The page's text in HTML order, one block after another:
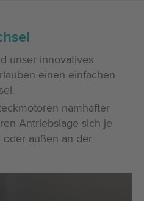
unser innovatives
einen einfachen
namhafter
Antriebslage sich je
außen an der